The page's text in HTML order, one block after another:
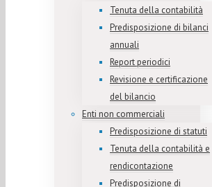
Tenuta della contabilità
Predisposizione di bilanci
annuali
Report periodici
Revisione e certificazione
del bilancio
Enti non commerciali
Predisposizione di statuti
Tenuta della contabilità e
rendicontazione
Predisposizione di